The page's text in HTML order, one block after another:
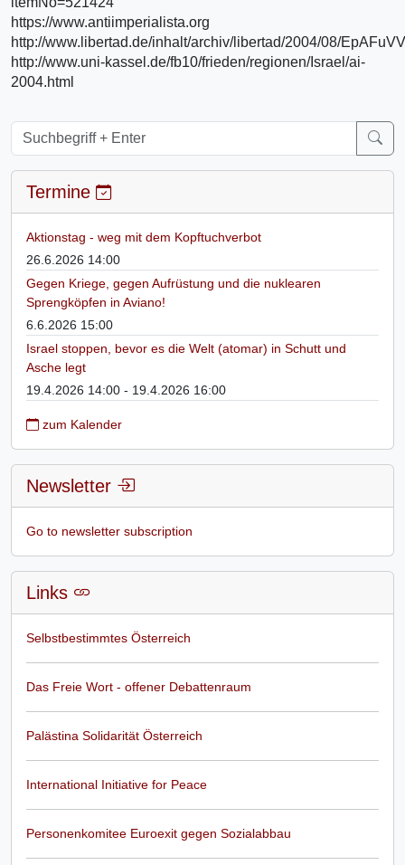
https://www.antiimperialista.org
http://www.libertad.de/inhalt/archiv/libertad/2004/08/
http://www.uni-kassel.de/fb10/frieden/regionen/Israel/ai-
2004.html
Termine
Aktionstag - weg mit dem Kopftuchverbot
26.6.2026 14:00
Gegen Kriege, gegen Aufrüstung und die nuklearen
Sprengköpfen in Aviano!
6.6.2026 15:00
Israel stoppen, bevor es die Welt (atomar) in Schutt und
Asche legt
19.4.2026 14:00 - 19.4.2026 16:00
zum Kalender
Newsletter
Go to newsletter subscription
Links
Selbstbestimmtes Österreich
Das Freie Wort - offener Debattenraum
Palästina Solidarität Österreich
International Initiative for Peace
Personenkomitee Euroexit gegen Sozialabbau